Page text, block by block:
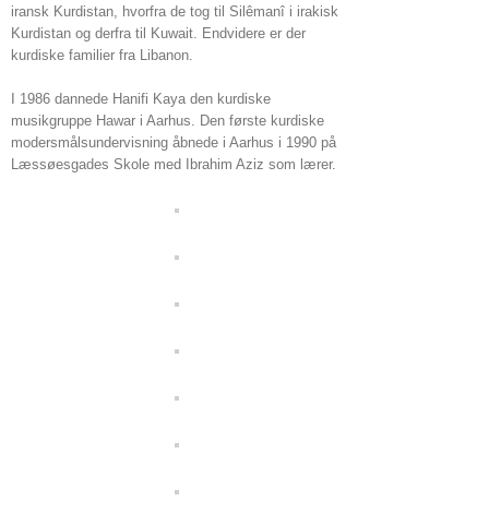
iransk Kurdistan, hvorfra de tog til Silêmanî i irakisk
Kurdistan og derfra til Kuwait. Endvidere er der
kurdiske familier fra Libanon.
I 1986 dannede Hanifi Kaya den kurdiske
musikgruppe Hawar i Aarhus. Den første kurdiske
modersmålsundervisning åbnede i Aarhus i 1990 på
Læssøesgades Skole med Ibrahim Aziz som lærer.